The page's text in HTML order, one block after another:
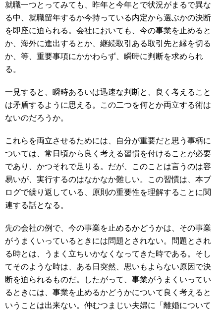
就職一つとってみても、昨年と今年とで状況がまるで異な
る中、就職留年するか今持っている内定から選ぶかの決断
を即座に迫られる。会社においても、今の事業を止めると
か、海外に進出するとか、継続取引ある取引先と縁を切る
か、等、重要事項にかかわらず、瞬時に判断を求められ
る。
一見すると、瞬時あるいは迅速な判断と、良く考えること
は矛盾するように思える。この二つを何とか両立する術は
ないのだろうか。
これらを両立させるためには、自分が重要だと思う事柄に
ついては、常日頃から良く考える習慣を付けることが必要
であり、かつそれで足りる。だが、このことは言うのは容
易いが、実行するのはなかなか難しい。この習慣は、本ブ
ログで繰り返している、原則の重要性を理解することに関
連する話となる。
先の会社の例で、今の事業を止めるかどうかは、その事業
がうまくいっているときには問題とされない。問題とされ
る時とは、うまく立ちいかなくなってきた時である。そし
てそのような時は、ある日突然、思いもよらない原因で決
断を迫られるものだ。したがって、事業がうまくいってい
るときには、事業を止めるかどうかについて良く考えると
いうことは出来ない。仲むつまじい夫婦に「離婚について